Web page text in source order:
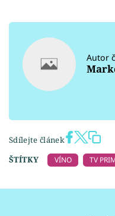
Autor
Sdílejte článek
ŠTÍTKY
VÍNO TV